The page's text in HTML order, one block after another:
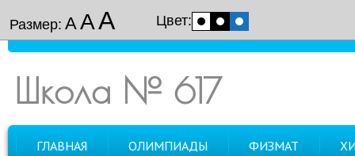
Размер: ААА Цвет:
Школа № 617
ГЛАВНАЯ ОЛИМПИАДЫ ФИЗМАТ